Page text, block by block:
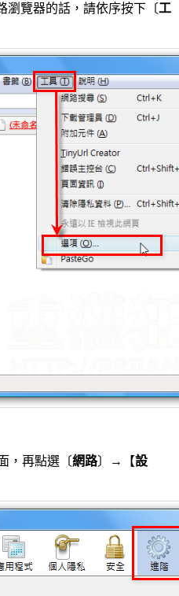
瀏覽器的話，請依序按下〔工
，再點選〔網路〕→【設